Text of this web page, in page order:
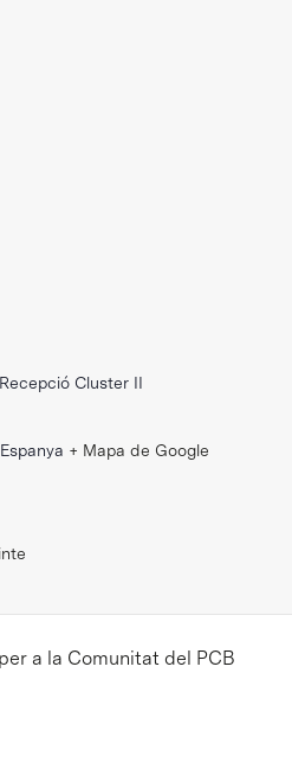
Cluster II
Espanya + Mapa de Google
a la Comunitat del PCB